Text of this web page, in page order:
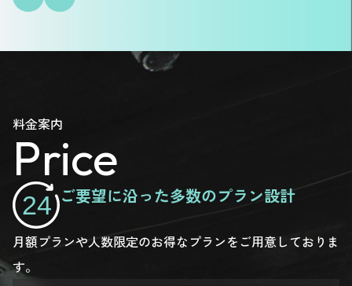
料金案内
Price
ご要望に沿った多数のプラン設計
月額プランや人数限定のお得なプランをご用意しておりま
す。